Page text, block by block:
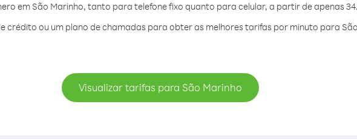
em São Marinho, tanto para telefone fixo quanto para celular, a partir de apenas
crédito ou um plano de chamadas para obter as melhores tarifas por minuto para
Visualizar tarifas para São Marinho